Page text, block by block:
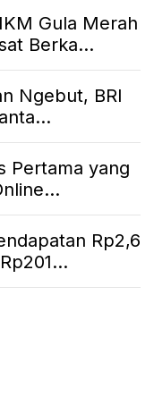
Gula Merah
Berka...
Ngebut, BRI
Pertama yang
Rp2,6